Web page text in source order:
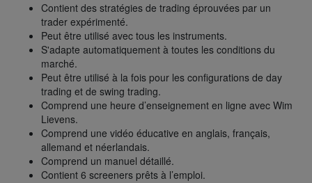
Contient des stratégies de trading éprouvées par un
trader expérimenté.
Peut être utilisé avec tous les instruments.
S'adapte automatiquement à toutes les conditions du
marché.
Peut être utilisé à la fois pour les configurations de day
trading et de swing trading.
Comprend une heure d’enseignement en ligne avec Wim
Lievens.
Comprend une vidéo éducative en anglais, français,
allemand et néerlandais.
Comprend un manuel détaillé.
Contient 6 screeners prêts à l’emploi.